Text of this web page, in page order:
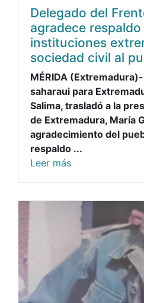
Delegado del
agradece respaldo
instituciones
sociedad civil al
MÉRIDA
saharaui para
Salima, trasladó a la
de Extremadura, María
agradecimiento del
respaldo ...
Leer más